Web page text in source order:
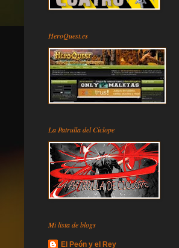
HeroQuest.es
La Patrulla del Cíclope
Mi lista de blogs
El Peón y el Rey